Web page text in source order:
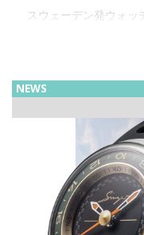
スウェーデン発ウォッ
文字盤を採用した新
NEWS